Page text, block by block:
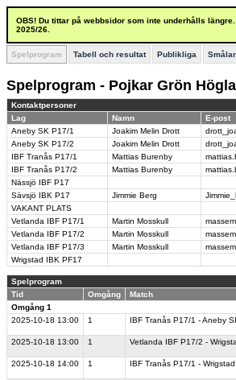
OBS! Du tittar på webbsidor som inte underhålls
2025/26.
Spelprogram Tabell och resultat Publikliga
Spelprogram - Pojkar Grön
Kontaktpersoner
Lag
Namn E-post
Aneby SK P17/1
Joakim Melin Drott
Aneby SK P17/2
Joakim Melin Drott
IBF Tranås P17/1
Mattias Burenby
IBF Tranås P17/2
Mattias Burenby
Nässjö IBF P17
Sävsjö IBK P17
Jimmie Berg
VAKANT PLATS
Vetlanda IBF P17/1
Martin Mosskull
Vetlanda IBF P17/2
Martin Mosskull
Vetlanda IBF P17/3
Martin Mosskull
Wrigstad IBK PF17
Spelprogram
Tid
Omgång Match
Omgång 1
2025-10-18 13:00 1 IBF Tranås P17/1 - Aneby
2025-10-18 13:00 1 Vetlanda IBF P17/2 -
2025-10-18 14:00 1 IBF Tranås P17/1 -